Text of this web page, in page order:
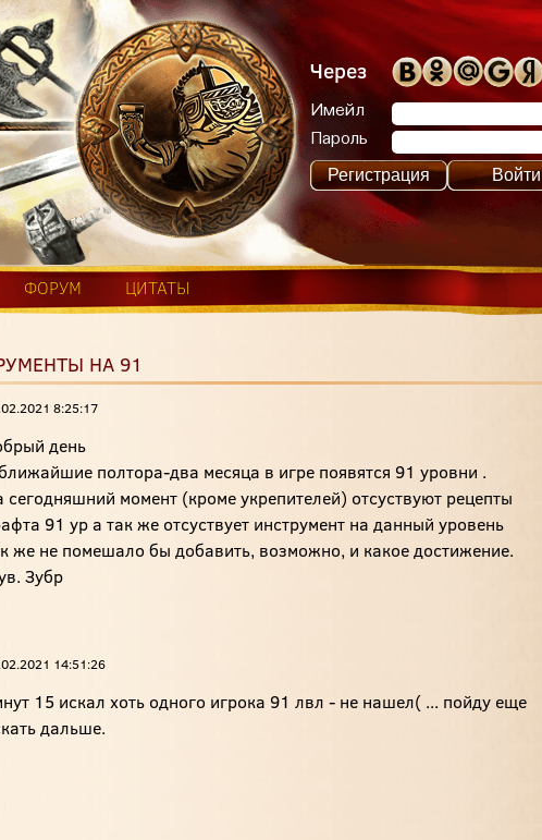
Через
Имейл
Пароль
Регистрация Войти
ФОРУМ ЦИТАТЫ
НА 91
8:25:17
день
полтора-два месяца в игре появятся 91 уровни .
сегодняшний момент (кроме укрепителей) отсуствуют рецепты
91 ур а так же отсуствует инструмент на данный уровень
же не помешало бы добавить, возможно, и какое достижение.
Зубр
14:51:26
15 искал хоть одного игрока 91 лвл - не нашел( ... пойду еще
дальше.